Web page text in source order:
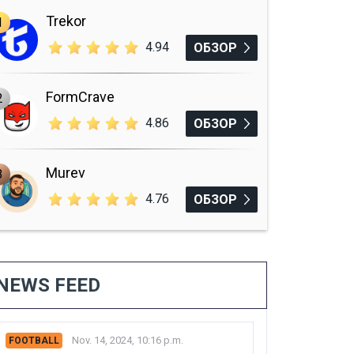
Trekor
4.94 ОБЗОР
FormCrave
4.86 ОБЗОР
Murev
4.76 ОБЗОР
FEED
FOOTBALL Nov. 14, 2024, 10:16 p.m.